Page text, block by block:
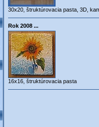
30x20, štruktúrovacia pasta, 3D,
Rok 2008 ...
16x16, štruktúrovacia pasta